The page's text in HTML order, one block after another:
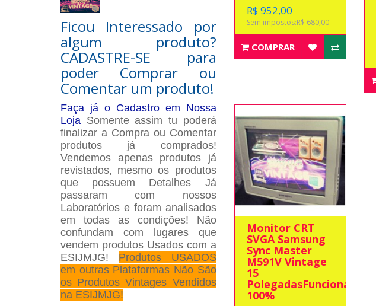
Ficou Interessado por
algum produto?
CADASTRE-SE para
poder Comprar ou
Comentar um produto!
Faça já o Cadastro em Nossa
Loja Somente assim tu poderá
finalizar a Compra ou Comentar
produtos já comprados!
Vendemos apenas produtos já
revistados, mesmo os produtos
que possuem Detalhes Já
passaram com nossos
Laboratórios e foram analisados
em todas as condições! Não
confundam com lugares que
vendem produtos Usados com a
ESIJMJG! Produtos USADOS
em outras Plataformas Não São
os Produtos Vintages Vendidos
na ESIJMJG!
R$ 952,00
Sem impostos:R$ 680,00
COMPRAR
Monitor CRT
SVGA Samsung
Sync Master
M591V Vintage
15
PolegadasFuncionando
100%